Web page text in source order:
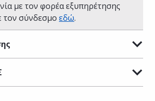
με τον φορέα εξυπηρέτησης
τον σύνδεσμο εδώ.